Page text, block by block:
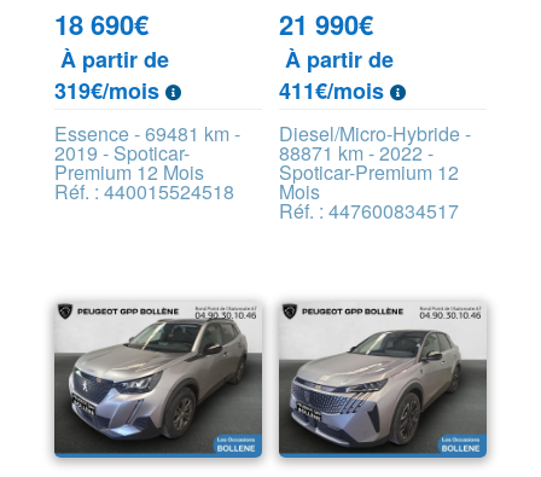
18 690€
À partir de
319€/mois
Essence - 69481 km -
2019 - Spoticar-
Premium 12 Mois
Réf. : 440015524518
21 990€
À partir de
411€/mois
Diesel/Micro-Hybride -
88871 km - 2022 -
Spoticar-Premium 12
Mois
Réf. : 447600834517